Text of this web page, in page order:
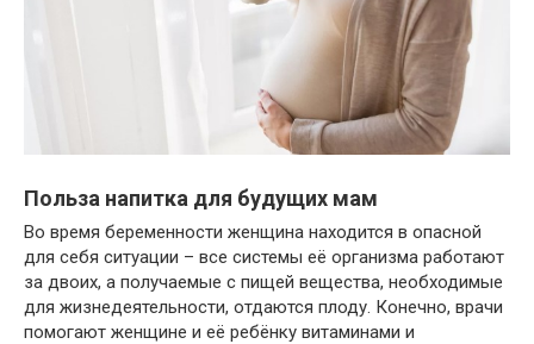
Польза напитка для будущих мам
Во время беременности женщина находится в опасной
для себя ситуации – все системы её организма работают
за двоих, а получаемые с пищей вещества, необходимые
для жизнедеятельности, отдаются плоду. Конечно, врачи
помогают женщине и её ребёнку витаминами и